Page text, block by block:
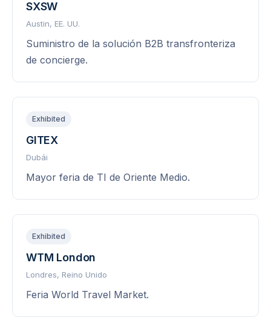
SXSW
Austin, EE. UU.
Suministro de la solución B2B transfronteriza
de concierge.
Exhibited
GITEX
Dubái
Mayor feria de TI de Oriente Medio.
Exhibited
WTM London
Londres, Reino Unido
Feria World Travel Market.